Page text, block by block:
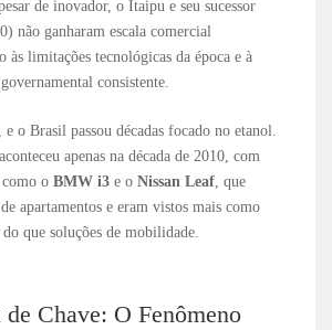
de inovador, o Itaipu e seu sucessor
não ganharam escala comercial
às limitações tecnológicas da época e à
consistente.
o Brasil passou décadas focado no etanol.
apenas na década de 2010, com
como oBMW i3 e oNissan Leaf , que
apartamentos e eram vistos mais como
que soluções de mobilidade.
Chave: O Fenômeno